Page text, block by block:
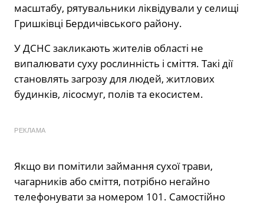
масштабу, рятувальники ліквідували у селищі
Гришківці Бердичівського району.
У ДСНС закликають жителів області не
випалювати суху рослинність і сміття. Такі дії
становлять загрозу для людей, житлових
будинків, лісосмуг, полів та екосистем.
РЕКЛАМА
Якщо ви помітили займання сухої трави,
чагарників або сміття, потрібно негайно
телефонувати за номером 101. Самостійно